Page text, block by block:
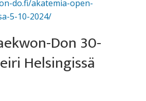
do.fi/akatemia-open-
5-10-2024/
Don 30-
Helsingissä